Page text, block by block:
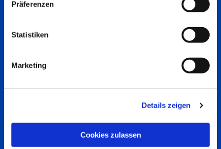
Präferenzen
Statistiken
Marketing
Details zeigen
Cookies zulassen